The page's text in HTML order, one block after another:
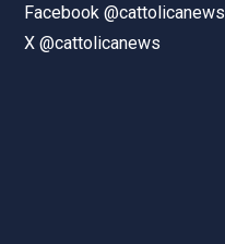
Facebook @cattolicanews
X @cattolicanews